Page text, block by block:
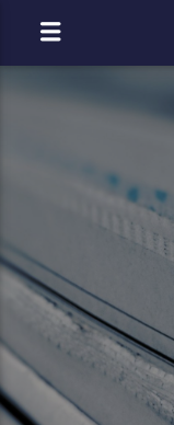
MOST ADÁSBAN